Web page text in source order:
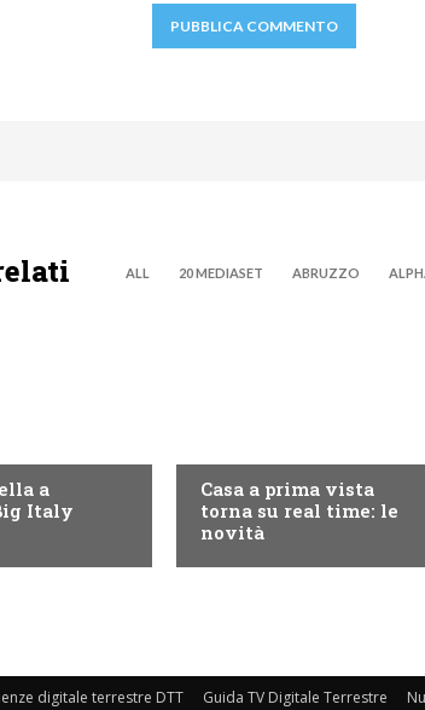
ALL 20 MEDIASET ABRUZZO
a
Italy
Casa a prima vista
torna su real time: le
novità
digitale terrestre DTT Guida TV Digitale Terrestre